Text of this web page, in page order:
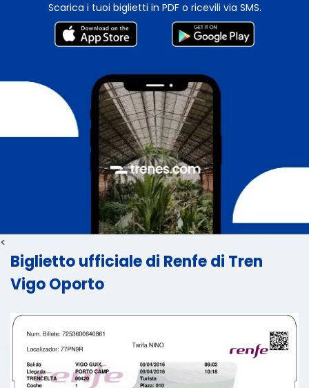
Scarica i tuoi biglietti in PDF o ricevili via SMS.
<
Biglietto ufficiale di Renfe di Tren
Vigo Oporto